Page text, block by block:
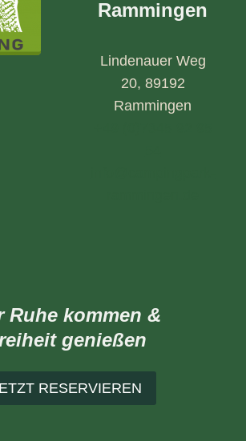
Rammingen
Lindenauer Weg
20, 89192
Rammingen
Ruhe kommen &
genießen
RESERVIEREN